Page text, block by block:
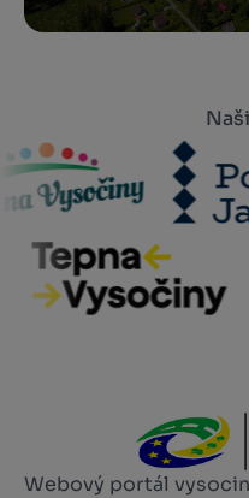
Webový portál